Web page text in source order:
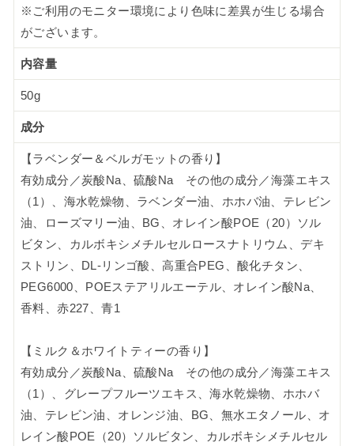
※ご利用のモニター環境により色味に差異が生じる場合
がございます。
内容量
50g
成分
【ラベンダー＆ベルガモットの香り】
有効成分／炭酸Na、硫酸Na その他の成分／海藻エキス
（1）、海水乾燥物、ラベンダー油、ホホバ油、テレビン
油、ローズマリー油、BG、オレイン酸POE（20）ソル
ビタン、カルボキシメチルセルロースナトリウム、デキ
ストリン、DL-リンゴ酸、高重合PEG、酸化チタン、
PEG6000、POEステアリルエーテル、オレイン酸Na、
香料、赤227、青1
【ミルク＆ホワイトティーの香り】
有効成分／炭酸Na、硫酸Na その他の成分／海藻エキス
（1）、グレープフルーツエキス、海水乾燥物、ホホバ
油、テレビン油、オレンジ油、BG、無水エタノール、オ
レイン酸POE（20）ソルビタン、カルボキシメチルセル